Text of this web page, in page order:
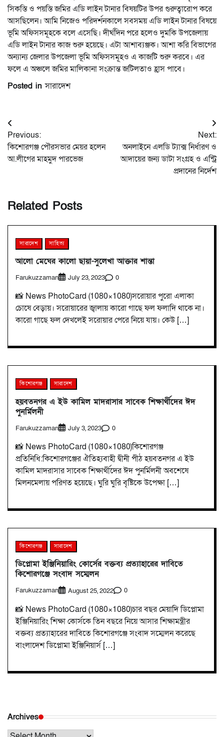
সিকস্তি ও পয়স্তি জমির এডি লাইন টানার বিষয়টির উপর গুরুত্বারোপ করে
আসছিলেন। আমি নিজেও পরিদর্শনকালে সবসময় এডি লাইন টানার বিষয়ে
ভূমি অফিসসমূহকে বলে এসেছি। দীর্ঘদিন পরে হলেও দুমকি উপজেলায়
এডি লাইন টানার কাজ শুরু হয়েছে। এটা আশাব্যঞ্জক। আশা করি বিভাগের
অন্যান্য জেলার উপজেলা ভূমি অফিসসমূহও এ কাজটি শুরু করবে। এর
ফলে এ অঞ্চলে জমির মালিকানা সংক্রান্ত জটিলতাও হ্রাস পাবে।
Posted inসারাদেশ
Post
navigation
Previous:
কিশোরগঞ্জ পৌরসভার মেয়র হলেন
আ.লীগের মাহমুদ পারভেজ
Next:
অনলাইনে এলডি ট্যাক্স নির্ধারণ ও
আদায়ের জন্য ডাটা সংগ্রহ ও এন্ট্রি
প্রদানের নির্দেশ
Related Posts
সারাদেশ সাহিত্য
আলো মেঘের কালো ছায়া-সুলেখা আক্তার শান্তা
Farukuzzaman July 23, 2023 0
📸 News PhotoCard (1080×1080)সরোয়ার পুরো এলাকা
চোষে বেড়ায়। সরোয়ারের জ্বালায় কারো গাছে ফল ফলাদি থাকে না।
কারো গাছে ফল দেখলেই সরোয়ার পেরে নিয়ে যায়। কেউ […]
কিশোরগঞ্জ সারাদেশ
হয়বতনগর এ ইউ কামিল মাদরাসার সাবেক শিক্ষার্থীদের ঈদ
পুনর্মিলনী
Farukuzzaman July 3, 2023 0
📸 News PhotoCard (1080×1080)কিশোরগঞ্জ
প্রতিনিধি:কিশোরগঞ্জের ঐতিহ্যবাহী দ্বীনী পীঠ হয়বতনগর এ ইউ
কামিল মাদরাসার সাবেক শিক্ষার্থীদের ঈদ পুনর্মিলনী অবশেষে
মিলনমেলায় পরিণত হয়েছে। ঘুরি ঘুরি বৃষ্টিকে উপেক্ষা […]
কিশোরগঞ্জ সারাদেশ
ডিপ্লোমা ইঞ্জিনিয়ারিং কোর্সের বক্তব্য প্রত্যাহারের দাবিতে
কিশোরগঞ্জে সংবাদ সম্মেলন
Farukuzzaman August 25, 2022 0
📸 News PhotoCard (1080×1080)চার বছর মেয়াদি ডিপ্লোমা
ইঞ্জিনিয়ারিং শিক্ষা কোর্সকে তিন বছরে নিয়ে আসার শিক্ষামন্ত্রীর
বক্তব্য প্রত্যাহারের দাবিতে কিশোরগঞ্জে সংবাদ সম্মেলন করেছে
বাংলাদেশ ডিপ্লোমা ইঞ্জিনিয়ার্স […]
Archives